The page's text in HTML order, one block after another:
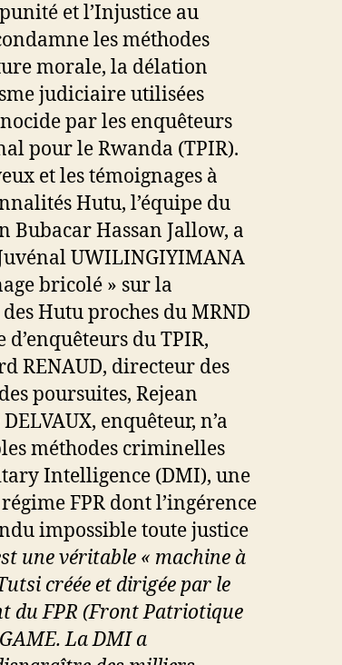
et l’Injustice au
les méthodes
morale, la délation
judiciaire utilisées
par les enquêteurs
pour le Rwanda (TPIR).
et les témoignages à
Hutu, l’équipe du
Bubacar Hassan Jallow, a
UWILINGIYIMANA
bricolé » sur la
Hutu proches du MRND
du TPIR,
RENAUD, directeur des
poursuites, Rejean
enquêteur, n’a
méthodes criminelles
Intelligence (DMI), une
FPR dont l’ingérence
impossible toute justice
une véritable « machine à
créée et dirigée par le
du FPR (Front Patriotique
La DMI a